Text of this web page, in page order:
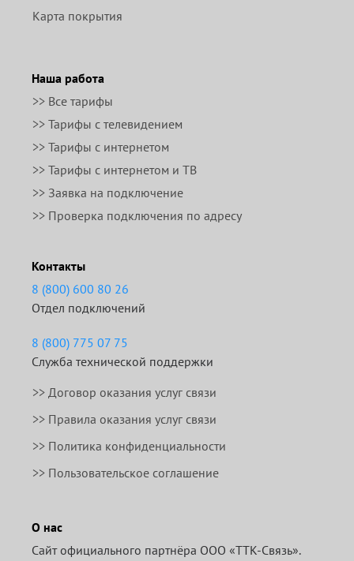
Карта покрытия
Наша работа
>> Все тарифы
>> Тарифы с телевидением
>> Тарифы с интернетом
>> Тарифы с интернетом и ТВ
>> Заявка на подключение
>> Проверка подключения по адресу
Контакты
8 (800) 600 80 26
Отдел подключений
8 (800) 775 07 75
Служба технической поддержки
>> Договор оказания услуг связи
>> Правила оказания услуг связи
>> Политика конфиденциальности
>> Пользовательское соглашение
О нас
Сайт официального партнёра ООО «ТТК-Связь».